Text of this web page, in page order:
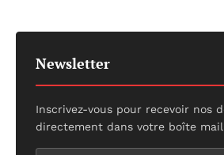
Newsletter
Inscrivez-vous pour recevoir nos
directement dans votre boîte